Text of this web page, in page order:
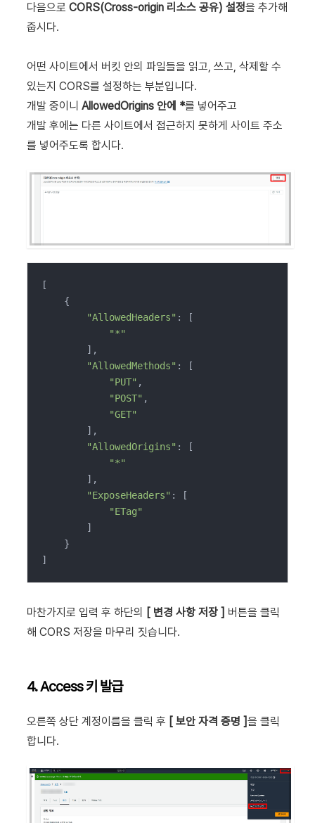
다음으로 CORS(Cross-origin 리소스 공유) 설정을 추가해
줍시다.
어떤 사이트에서 버킷 안의 파일들을 읽고, 쓰고, 삭제할 수
있는지 CORS를 설정하는 부분입니다.
개발 중이니 AllowedOrigins 안에 *를 넣어주고
개발 후에는 다른 사이트에서 접근하지 못하게 사이트 주소
를 넣어주도록 합시다.
[
"AllowedHeaders" : [
"*"
"AllowedMethods" : [
"PUT" ,
"POST" ,
"GET"
"AllowedOrigins" : [
"*"
"ExposeHeaders" : [
"ETag"
]
마찬가지로 입력 후 하단의 [ 변경 사항 저장 ] 버튼을 클릭
해 CORS 저장을 마무리 짓습니다.
4. Access 키 발급
오른쪽 상단 계정이름을 클릭 후 [ 보안 자격 증명 ]을 클릭
합니다.